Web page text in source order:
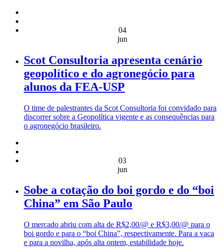
04
jun
Scot Consultoria apresenta cenário
geopolítico e do agronegócio para
alunos da FEA-USP
O time de palestrantes da Scot Consultoria foi convidado para
discorrer sobre a Geopolítica vigente e as consequências para
o agronegócio brasileiro.
03
jun
Sobe a cotação do boi gordo e do “boi
China” em São Paulo
O mercado abriu com alta de R$2,00/@ e R$3,00/@ para o
boi gordo e para o “boi China”, respectivamente. Para a vaca
e para a novilha, após alta ontem, estabilidade hoje.